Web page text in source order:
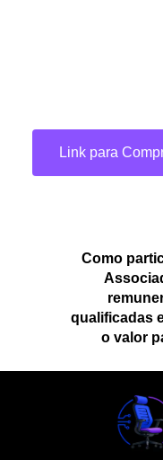
Link para
Como
qualificadas
o valor